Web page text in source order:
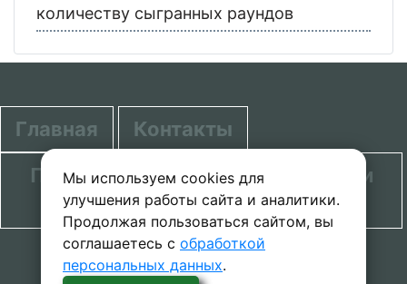
Мы используем cookies для
улучшения работы сайта и аналитики.
Продолжая пользоваться сайтом, вы
соглашаетесь с обработкой
персональных данных.
количеству сыгранных раундов
Главная
Контакты
Политика в отношении обработки
персональных данных
© 2020-2026 проект SecretGuide.RU При
копировании материалов сcылка на сайт